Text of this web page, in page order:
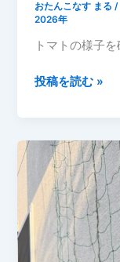
おたんこなす まる/
2026年
トマトの様子
2026
月
日
ト
マ
投稿を読む »